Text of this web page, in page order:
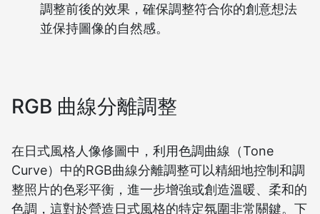
調整前後的效果，確保調整符合你的創意想法
並保持圖像的自然感。
RGB 曲線分離調整
在日式風格人像修圖中，利用色調曲線（Tone
Curve）中的RGB曲線分離調整可以精細地控制和調
整照片的色彩平衡，進一步增強或創造溫暖、柔和的
色調，這對於營造日式風格的特定氛圍非常關鍵。下